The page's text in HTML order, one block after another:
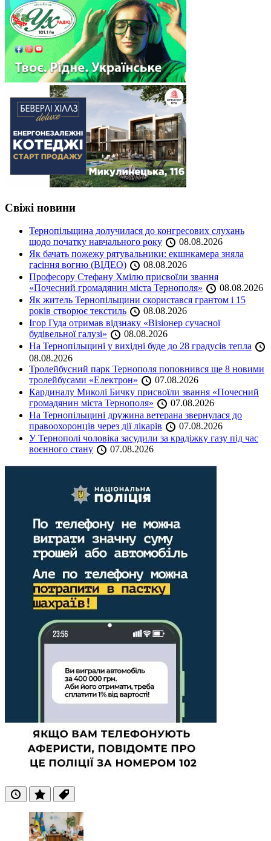
Свіжі новини
Тернопільщина долучилася до конгресових слухань
щодо початку навчального року
08.08.2026
Як бачать пожежу рятувальники: екшнкамера зняла
гасіння вогню (ВІДЕО)
08.08.2026
Професору Стефану Хмілю присвоїли звання
«Почесний громадянин міста Тернополя»
08.08.2026
Як житель Тернопільщини скористався грантом і 15
років створює текстиль
08.08.2026
Ігор Гуда отримав відзнаку «Візіонер сучасної
будівельної галузі»
08.08.2026
На Тернопільщині у вихідні буде до 28 градусів тепла
08.08.2026
Тролейбусний парк Тернополя поповнився ще 8 новими
тролейбусами «Електрон»
07.08.2026
Кардиналу Миколі Бичку присвоїли звання «Почесний
громадянин міста Тернополя»
07.08.2026
На Тернопільщині дружина ветерана звернулася до
правоохоронців через дії лікарів
07.08.2026
У Тернополі чоловіка засудили за крадіжку газу під час
воєнного стану
07.08.2026
ОстанніПопулярні
Теги